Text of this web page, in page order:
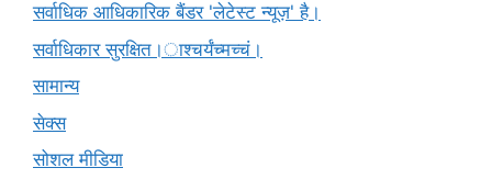
सर्वाधिक आधिकारिक बैंडर 'लेटेस्ट न्यूज़' है।
सर्वाधिकार सुरक्षित।ाश्चर्यंच्मच्चं।
सामान्य
सेक्स
सोशल मीडिया